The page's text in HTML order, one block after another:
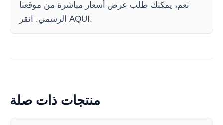
نعم، يمكنك طلب عرض أسعار مباشرة من موقعنا
الرسمي. انقر AQUI.
منتجات ذات صلة